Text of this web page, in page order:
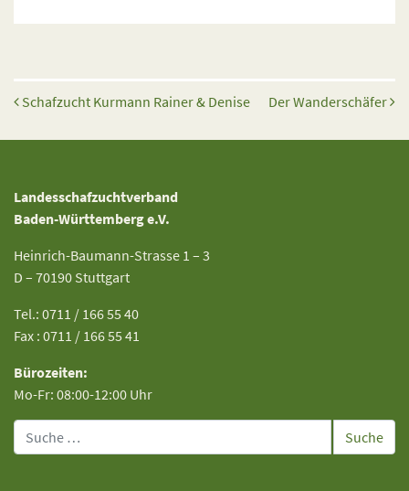
Beitrags-Navigation
Schafzucht Kurmann Rainer & Denise Der Wanderschäfer
Landesschafzuchtverband
Baden-Württemberg e.V.
Heinrich-Baumann-Strasse 1 – 3
D – 70190 Stuttgart
Tel.: 0711 / 166 55 40
Fax : 0711 / 166 55 41
Bürozeiten:
Mo-Fr: 08:00-12:00 Uhr
Suche